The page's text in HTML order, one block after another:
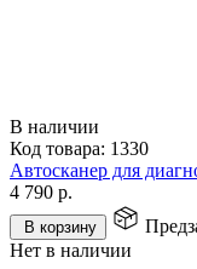
В наличии
Код товара: 1330
Автосканер для
4 790 р.
В корзину
Нет в наличии